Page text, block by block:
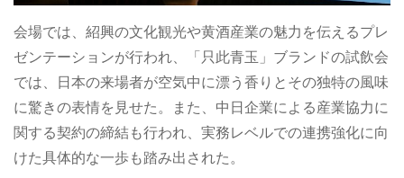
会場では、紹興の文化観光や黄酒産業の魅力を伝えるプレ
ゼンテーションが行われ、「只此青玉」ブランドの試飲会
では、日本の来場者が空気中に漂う香りとその独特の風味
に驚きの表情を見せた。また、中日企業による産業協力に
関する契約の締結も行われ、実務レベルでの連携強化に向
けた具体的な一歩も踏み出された。